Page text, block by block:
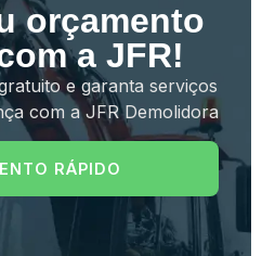
orçamento
a JFR!
e garanta serviços
com a JFR Demolidora
RÁPIDO